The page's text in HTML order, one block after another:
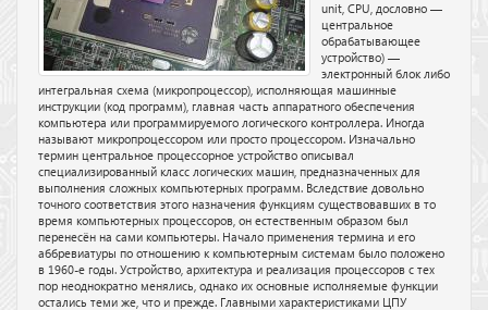
unit, CPU, дословно —
центральное
обрабатывающее
устройство) —
электронный блок либо
интегральная схема (микропроцессор), исполняющая машинные
инструкции (код программ), главная часть аппаратного обеспечения
компьютера или программируемого логического контроллера. Иногда
называют микропроцессором или просто процессором. Изначально
термин центральное процессорное устройство описывал
специализированный класс логических машин, предназначенных для
выполнения сложных компьютерных программ. Вследствие довольно
точного соответствия этого назначения функциям существовавших в то
время компьютерных процессоров, он естественным образом был
перенесён на сами компьютеры. Начало применения термина и его
аббревиатуры по отношению к компьютерным системам было положено
в 1960-е годы. Устройство, архитектура и реализация процессоров с тех
пор неоднократно менялись, однако их основные исполняемые функции
остались теми же, что и прежде. Главными характеристиками ЦПУ